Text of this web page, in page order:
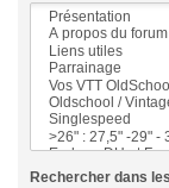
Rechercher dans